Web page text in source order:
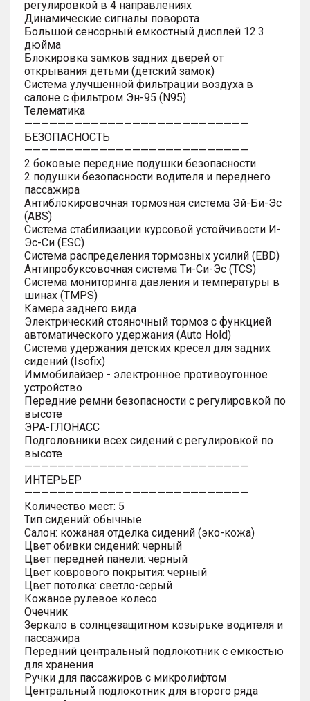
регулировкой в 4 направлениях
Динамические сигналы поворота
Большой сенсорный емкостный дисплей 12.3
дюйма
Блокировка замков задних дверей от
открывания детьми (детский замок)
Система улучшенной фильтрации воздуха в
салоне с фильтром Эн-95 (N95)
Телематика
———————————————————————————
БЕЗОПАСНОСТЬ
———————————————————————————
2 боковые передние подушки безопасности
2 подушки безопасности водителя и переднего
пассажира
Антиблокировочная тормозная система Эй-Би-Эс
(ABS)
Система стабилизации курсовой устойчивости И-
Эс-Си (ESC)
Система распределения тормозных усилий (EBD)
Антипробуксовочная система Ти-Си-Эс (TCS)
Система мониторинга давления и температуры в
шинах (TMPS)
Камера заднего вида
Электрический стояночный тормоз с функцией
автоматического удержания (Auto Hold)
Система удержания детских кресел для задних
сидений (Isofix)
Иммобилайзер - электронное противоугонное
устройство
Передние ремни безопасности с регулировкой по
высоте
ЭРА-ГЛОНАСС
Подголовники всех сидений с регулировкой по
высоте
———————————————————————————
ИНТЕРЬЕР
———————————————————————————
Количество мест: 5
Тип сидений: обычные
Салон: кожаная отделка сидений (эко-кожа)
Цвет обивки сидений: черный
Цвет передней панели: черный
Цвет коврового покрытия: черный
Цвет потолка: светло-серый
Кожаное рулевое колесо
Очечник
Зеркало в солнцезащитном козырьке водителя и
пассажира
Передний центральный подлокотник с емкостью
для хранения
Ручки для пассажиров с микролифтом
Центральный подлокотник для второго ряда